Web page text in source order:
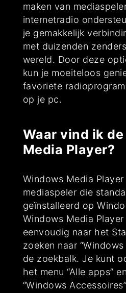
maken van
internetradio
je gemakkelijk
met duizenden
wereld. Door deze
kun je moeiteloos
favoriete
op je pc.
Waar vind ik
Media Player?
Windows Media
mediaspeler die
geïnstalleerd op
Windows Media
eenvoudig naar het
zoeken naar
de zoekbalk. Je kunt
het menu “Alle apps”
“Windows